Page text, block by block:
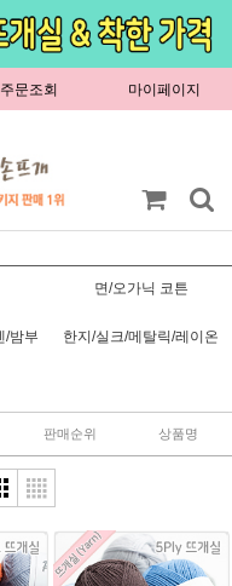
주문조회 마이페이지
면/오가닉 코튼
/밤부 한지/실크/메탈릭/레이온
판매순위 상품명